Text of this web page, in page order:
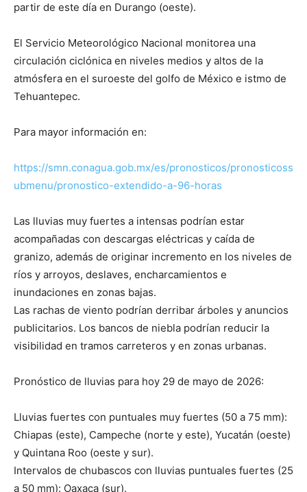
partir de este día en Durango (oeste).
El Servicio Meteorológico Nacional monitorea una
circulación ciclónica en niveles medios y altos de la
atmósfera en el suroeste del golfo de México e istmo de
Tehuantepec.
Para mayor información en:
https://smn.conagua.gob.mx/es/pronosticos/pronosticoss
ubmenu/pronostico-extendido-a-96-horas
Las lluvias muy fuertes a intensas podrían estar
acompañadas con descargas eléctricas y caída de
granizo, además de originar incremento en los niveles de
ríos y arroyos, deslaves, encharcamientos e
inundaciones en zonas bajas.
Las rachas de viento podrían derribar árboles y anuncios
publicitarios. Los bancos de niebla podrían reducir la
visibilidad en tramos carreteros y en zonas urbanas.
Pronóstico de lluvias para hoy 29 de mayo de 2026:
Lluvias fuertes con puntuales muy fuertes (50 a 75 mm):
Chiapas (este), Campeche (norte y este), Yucatán (oeste)
y Quintana Roo (oeste y sur).
Intervalos de chubascos con lluvias puntuales fuertes (25
a 50 mm): Oaxaca (sur).